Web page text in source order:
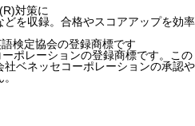
対策に
を収録。合格やスコアアップを効率
検定協会の登録商標です
ポレーションの登録商標です。この
ベネッセコーポレーションの承認や